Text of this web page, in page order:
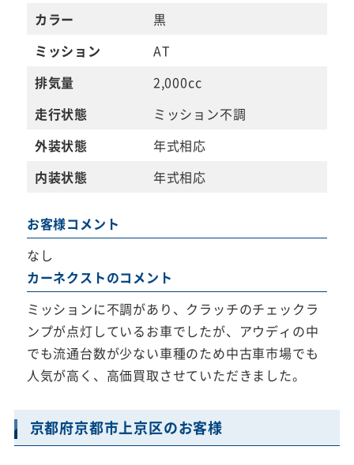
カラー
黒
ミッション
AT
排気量
2,000cc
走行状態
ミッション不調
外装状態
年式相応
内装状態
年式相応
お客様コメント
なし
カーネクストのコメント
ミッションに不調があり、クラッチのチェックラ
ンプが点灯しているお車でしたが、アウディの中
でも流通台数が少ない車種のため中古車市場でも
人気が高く、高価買取させていただきました。
京都府京都市上京区のお客様